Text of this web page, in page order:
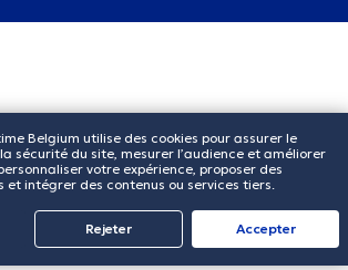
Belgium utilise des cookies pour assurer le
sécurité du site, mesurer l’audience et améliorer
votre expérience, proposer des
et intégrer des contenus ou services tiers.
Rejeter Αccepter